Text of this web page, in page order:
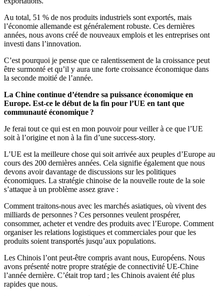
Au total, 51 % de nos produits industriels sont exportés, mais
l’économie allemande est généralement robuste. Ces dernières
années, nous avons créé de nouveaux emplois et les entreprises ont
investi dans l’innovation.
C’est pourquoi je pense que ce ralentissement de la croissance peut
être surmonté et qu’il y aura une forte croissance économique dans
la seconde moitié de l’année.
La Chine continue d’étendre sa puissance économique en
Europe. Est-ce le début de la fin pour l’UE en tant que
communauté économique ?
Je ferai tout ce qui est en mon pouvoir pour veiller à ce que l’UE
soit à l’origine et non à la fin d’une success-story.
L’UE est la meilleure chose qui soit arrivée aux peuples d’Europe au
cours des 200 dernières années. Cela signifie également que nous
devons avoir davantage de discussions sur les politiques
économiques. La stratégie chinoise de la nouvelle route de la soie
s’attaque à un problème assez grave :
Comment traitons-nous avec les marchés asiatiques, où vivent des
milliards de personnes ? Ces personnes veulent prospérer,
consommer, acheter et vendre des produits avec l’Europe. Comment
organiser les relations logistiques et commerciales pour que les
produits soient transportés jusqu’aux populations.
Les Chinois l’ont peut-être compris avant nous, Européens. Nous
avons présenté notre propre stratégie de connectivité UE-Chine
l’année dernière. C’était trop tard ; les Chinois avaient été plus
rapides que nous.